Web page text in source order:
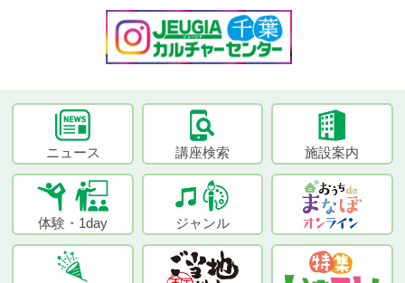
ニュース 講座検索 施設案内
体験・1day ジャンル